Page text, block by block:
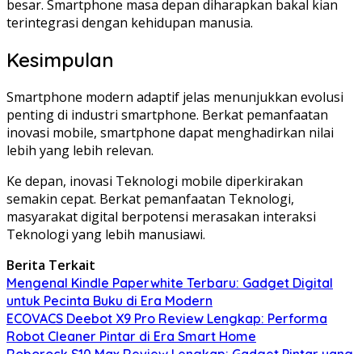
besar. Smartphone masa depan diharapkan bakal kian
terintegrasi dengan kehidupan manusia.
Kesimpulan
Smartphone modern adaptif jelas menunjukkan evolusi
penting di industri smartphone. Berkat pemanfaatan
inovasi mobile, smartphone dapat menghadirkan nilai
lebih yang lebih relevan.
Ke depan, inovasi Teknologi mobile diperkirakan
semakin cepat. Berkat pemanfaatan Teknologi,
masyarakat digital berpotensi merasakan interaksi
Teknologi yang lebih manusiawi.
Berita Terkait
Mengenal Kindle Paperwhite Terbaru: Gadget Digital
untuk Pecinta Buku di Era Modern
ECOVACS Deebot X9 Pro Review Lengkap: Performa
Robot Cleaner Pintar di Era Smart Home